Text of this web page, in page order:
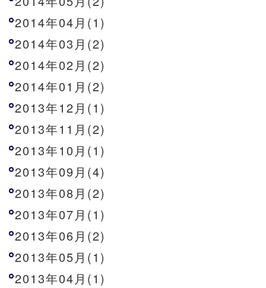
2014年04月(1)
2014年03月(2)
2014年02月(2)
2014年01月(2)
2013年12月(1)
2013年11月(2)
2013年10月(1)
2013年09月(4)
2013年08月(2)
2013年07月(1)
2013年06月(2)
2013年05月(1)
2013年04月(1)